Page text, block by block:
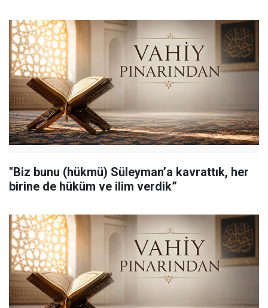
"Biz bunu (hükmü) Süleyman’a kavrattık, her
birine de hüküm ve ilim verdik”